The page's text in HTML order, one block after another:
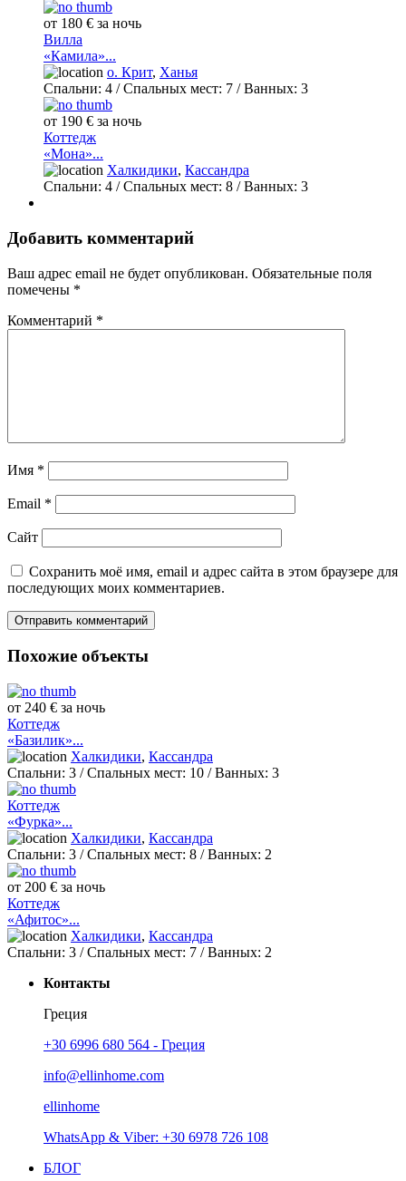
от 180 € за ночь
Вилла
«Камила»...
о. Крит, Ханья
Спальни: 4 / Спальных мест: 7 /Ванных: 3
от 190 € за ночь
Коттедж
«Мона»...
Халкидики, Кассандра
Спальни: 4 / Спальных мест: 8 /Ванных: 3
Добавить комментарий
Ваш адрес email не будет опубликован. Обязательные поля
помечены *
Комментарий *
Имя *
Email *
Сайт
Сохранить моё имя, email и адрес сайта в этом браузере для
последующих моих комментариев.
Похожие объекты
от 240 € за ночь
Коттедж
«Базилик»...
Халкидики, Кассандра
Спальни: 3 / Спальных мест: 10 /Ванных: 3
Коттедж
«Фурка»...
Халкидики, Кассандра
Спальни: 3 / Спальных мест: 8 /Ванных: 2
от 200 € за ночь
Коттедж
«Афитос»...
Халкидики, Кассандра
Спальни: 3 / Спальных мест: 7 /Ванных: 2
Контакты
Греция
+30 6996 680 564 - Греция
info@ellinhome.com
ellinhome
WhatsApp & Viber: +30 6978 726 108
БЛОГ